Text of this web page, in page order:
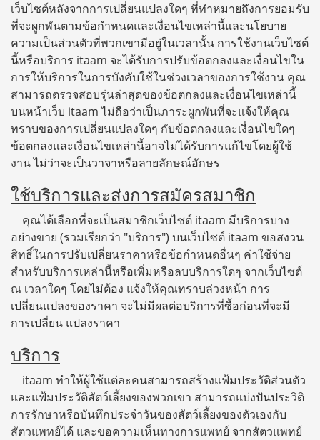
เว็บไซต์หลังจากการเปลี่ยนแปลงใดๆ ที่ทำหมายถึงการยอมรับ
ที่จะผูกพันตามข้อกำหนดและเงื่อนไขเหล่านี้และนโยบาย
ความเป็นส่วนตัวที่พวกเขามีอยู่ในเวลานั้น การใช้งานเว็บไซต์
นี้หรือบริการ itaam จะได้รับการปรับข้อตกลงและเงื่อนไขใน
การให้บริการในการบังคับใช้ในช่วงเวลาของการใช้งาน คุณ
สามารถตรวจสอบรุ่นล่าสุดของข้อตกลงและเงื่อนไขเหล่านี้
บนหน้าเว็บ itaam ไม่ถือว่าเป็นภาระผูกพันที่จะแจ้งให้คุณ
ทราบของการเปลี่ยนแปลงใดๆ กับข้อตกลงและเงื่อนไขใดๆ
ข้อตกลงและเงื่อนไขเหล่านี้อาจไม่ได้รับการแก้ไขโดยผู้ใช้
งาน ไม่ว่าจะเป็นวาจาหรือลายลักษณ์อักษร
ใช้บริการและส่งการสมัครสมาชิก
คุณได้เลือกที่จะเป็นสมาชิกเว็บไซต์ itaam มีบริการบาง
อย่างขาย (รวมเรียกว่า "บริการ") บนเว็บไซต์ itaam ขอสงวน
สิทธิ์ในการปรับเปลี่ยนราคาหรือข้อกำหนดอื่นๆ ค่าใช้จ่าย
สำหรับบริการเหล่านี้หรือเพิ่มหรือลบบริการใดๆ จากเว็บไซต์
ณ เวลาใดๆ โดยไม่ต้อง แจ้งให้คุณทราบล่วงหน้า การ
เปลี่ยนแปลงของราคา จะไม่มีผลต่อบริการที่ซื้อก่อนที่จะมี
การเปลี่ยน แปลงราคา
บริการ
itaam ทำให้ผู้ใช้แต่ละคนสามารถสร้างแฟ้มประวัติส่วนตัว
และแฟ้มประวัติสัตว์เลี้ยงของพวกเขา สามารถแบ่งปันประวิติ
การรักษาหรือบันทึกประจำวันของสัตว์เลี้ยงของตัวเองกับ
สัตวแพทย์ได้ และขอความเห็นทางการแพทย์ จากสัตวแพทย์